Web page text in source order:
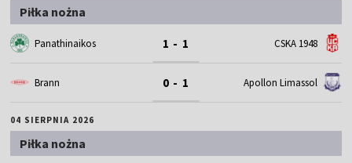
Piłka nożna
Panathinaikos 1 - 1 CSKA 1948
Brann 0 - 1 Apollon Limassol
04 SIERPNIA 2026
Piłka nożna